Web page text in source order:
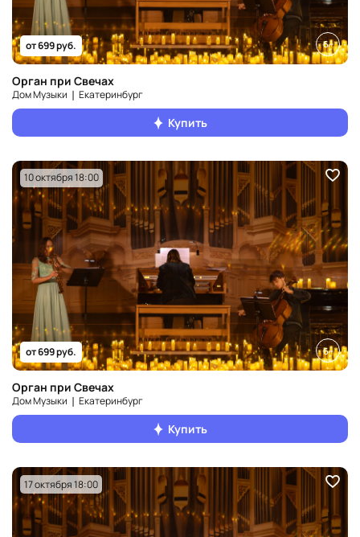
от 699 руб. 6+
Орган при Свечах
Дом Музыки ❘ Екатеринбург
Купить
10 октября 18:00
от 699 руб. 6+
Орган при Свечах
Дом Музыки ❘ Екатеринбург
Купить
17 октября 18:00